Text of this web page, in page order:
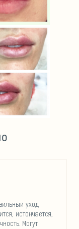
уход
истончается,
Могут